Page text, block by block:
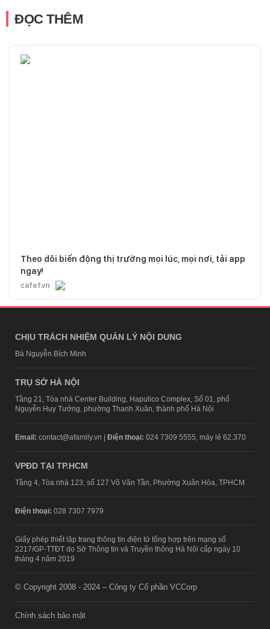
ĐỌC THÊM
Theo dõi biến động thị trường mọi lúc, mọi nơi, tải app
ngay!
cafef.vn
CHỊU TRÁCH NHIỆM QUẢN LÝ NỘI DUNG
Bà Nguyễn Bích Minh
TRỤ SỞ HÀ NỘI
Tầng 21, Tòa nhà Center Building, Hapulico Complex, Số 01, phố
Nguyễn Huy Tưởng, phường Thanh Xuân, thành phố Hà Nội
Email: contact@afamily.vn | Điện thoại: 024 7309 5555, máy lẻ 62.370
VPĐD TẠI TP.HCM
Tầng 4, Tòa nhà 123, số 127 Võ Văn Tần, Phường Xuân Hòa, TPHCM
Điện thoại: 028 7307 7979
Giấy phép thiết lập trang thông tin điện tử tổng hợp trên mạng số
2217/GP-TTĐT do Sở Thông tin và Truyền thông Hà Nội cấp ngày 10
tháng 4 năm 2019
© Copyright 2008 - 2024 – Công ty Cổ phần VCCorp
Chính sách bảo mật